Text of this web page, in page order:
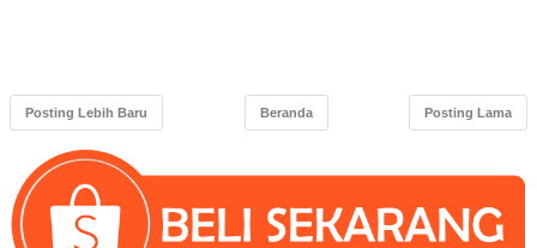
Posting Lebih Baru Posting Lama
Beranda